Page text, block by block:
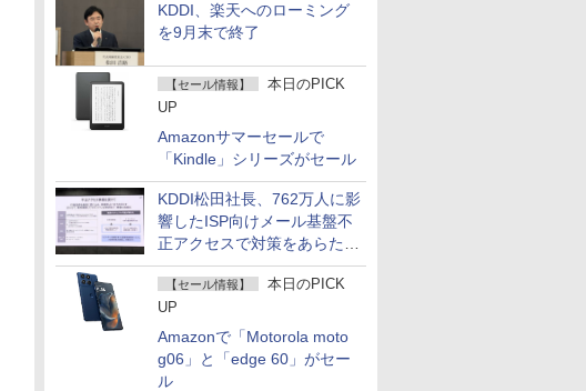
KDDI、楽天へのローミング
を9月末で終了
【セール情報】
本日のPICK
UP
Amazonサマーセールで
「Kindle」シリーズがセール
KDDI松田社長、762万人に影
響したISP向けメール基盤不
正アクセスで対策をあらため
て説明
【セール情報】
本日のPICK
UP
Amazonで「Motorola moto
g06」と「edge 60」がセー
ル